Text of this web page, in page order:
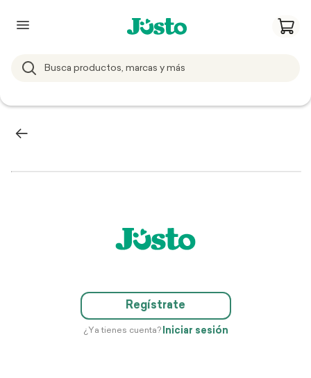
Regístrate
¿Ya tienes cuenta? Iniciar sesión